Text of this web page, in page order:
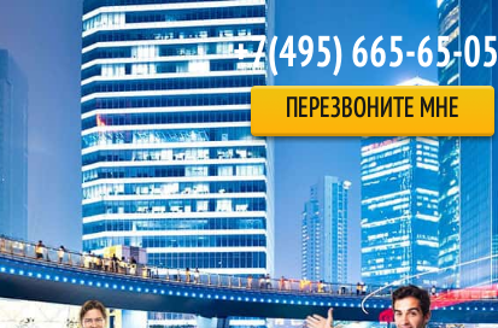
+7(495) 665-65-05
ПЕРЕЗВОНИТЕ МНЕ